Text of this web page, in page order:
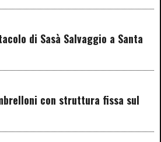
di Sasà Salvaggio a Santa
con struttura fissa sul